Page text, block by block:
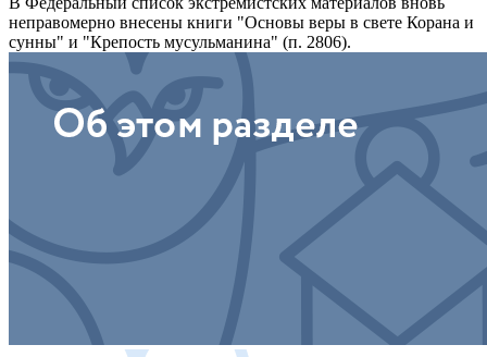
неправомерно внесены книги "Основы веры в свете Корана и
сунны" и "Крепость мусульманина" (п. 2806).